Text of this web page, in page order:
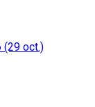
(29 oct.)